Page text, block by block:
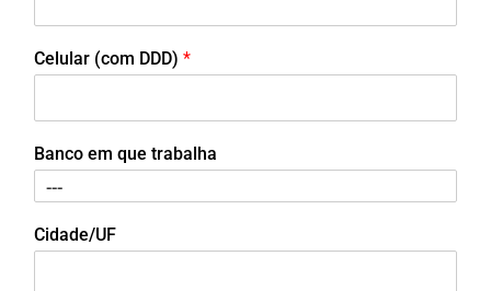
Celular (com DDD) *
Banco em que trabalha
Cidade/UF